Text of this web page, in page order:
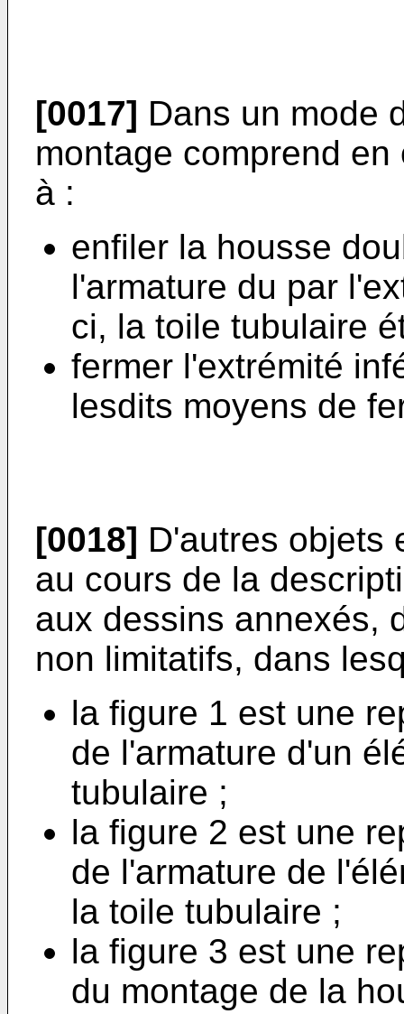
[0017] Dans un mode
montage comprend
à :
enfiler la housse
l'armature du par
ci, la toile tubulaire
fermer l'extrémité
lesdits moyens de
[0018] D'autres objets
au cours de la
aux dessins annexés,
non limitatifs, dans
la figure 1 est une
de l'armature d'un
tubulaire ;
la figure 2 est une
de l'armature de
la toile tubulaire ;
la figure 3 est une
du montage de la